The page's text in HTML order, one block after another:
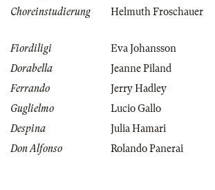
Choreinstudierung
Helmuth Froschauer
Fiordiligi
Eva Johansson
Dorabella
Jeanne Piland
Ferrando
Jerry Hadley
Guglielmo
Lucio Gallo
Despina
Julia Hamari
Don Alfonso
Rolando Panerai